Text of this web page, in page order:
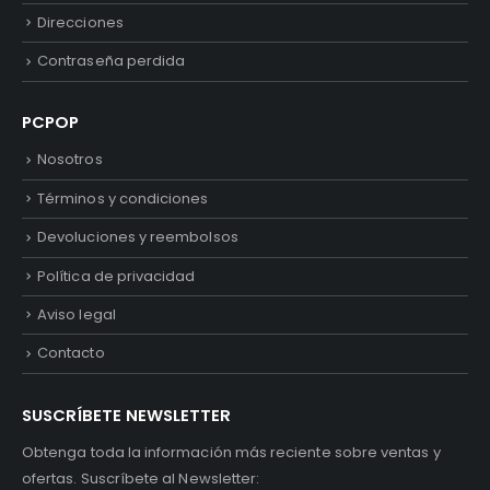
Direcciones
Contraseña perdida
PCPOP
Nosotros
Términos y condiciones
Devoluciones y reembolsos
Política de privacidad
Aviso legal
Contacto
SUSCRÍBETE NEWSLETTER
Obtenga toda la información más reciente sobre ventas y
ofertas. Suscríbete al Newsletter: